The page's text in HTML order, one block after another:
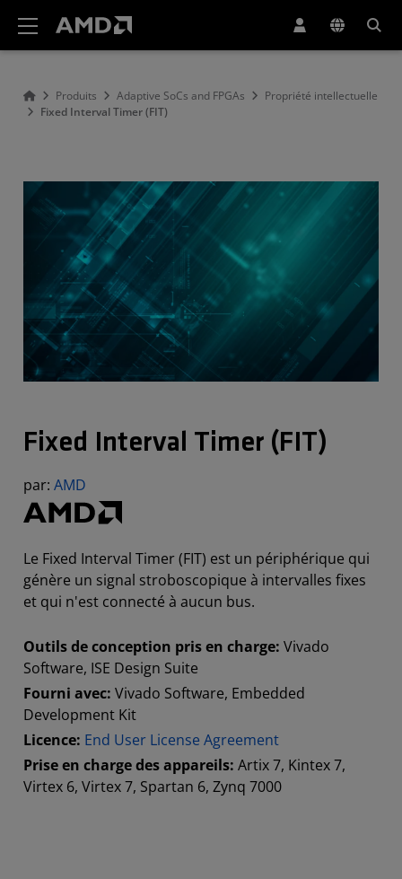
Produits Adaptive SoCs and FPGAs
Propriété intellectuelle
Fixed Interval Timer (FIT)
Fixed Interval Timer (FIT)
par: AMD
Le Fixed Interval Timer (FIT) est un périphérique qui
génère un signal stroboscopique à intervalles fixes
et qui n'est connecté à aucun bus.
Outils de conception pris en charge: Vivado
Software, ISE Design Suite
Fourni avec: Vivado Software, Embedded
Development Kit
Licence: End User License Agreement
Prise en charge des appareils: Artix 7, Kintex 7,
Virtex 6, Virtex 7, Spartan 6, Zynq 7000